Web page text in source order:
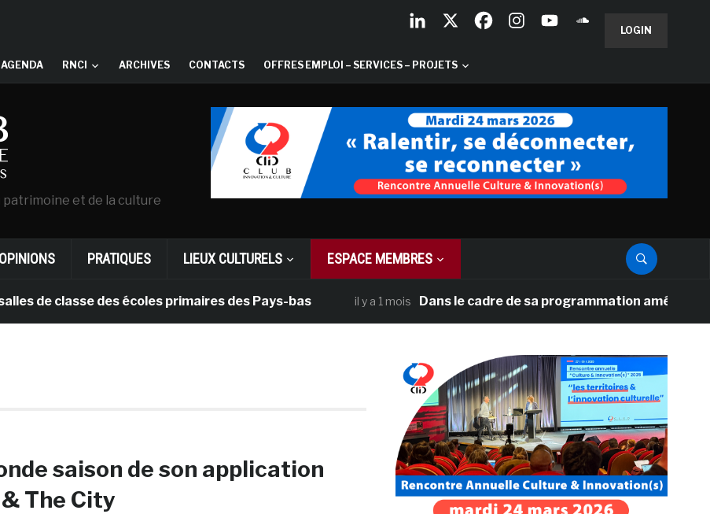
LOGIN
AGENDA RNCI ARCHIVES CONTACTS OFFRES EMPLOI – SERVICES – PROJETS
et de la culture
PRATIQUES LIEUX CULTURELS ESPACE MEMBRES
classe des écoles primaires des Pays-bas il y a 1 mois Dans le cadre de sa programmation américaine,
saison de son application
The City